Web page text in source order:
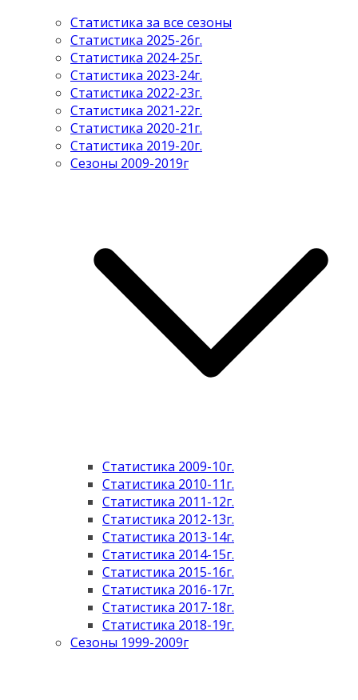
Статистика за все сезоны
Статистика 2025-26г.
Статистика 2024-25г.
Статистика 2023-24г.
Статистика 2022-23г.
Статистика 2021-22г.
Статистика 2020-21г.
Статистика 2019-20г.
Сезоны 2009-2019г
Статистика 2009-10г.
Статистика 2010-11г.
Статистика 2011-12г.
Статистика 2012-13г.
Статистика 2013-14г.
Статистика 2014-15г.
Статистика 2015-16г.
Статистика 2016-17г.
Статистика 2017-18г.
Статистика 2018-19г.
Сезоны 1999-2009г